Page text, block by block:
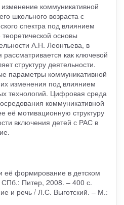
коммуникативной
школьного возраста с
спектра под влиянием
основы
А.Н. Леонтьева, в
как ключевой
структуру деятельности.
параметры коммуникативной
изменения под влиянием
технологий. Цифровая среда
коммуникативной
её мотивационную структуру
включения детей с РАС в
её формирование в детском
Питер, 2008. – 400 с.
и речь / Л.С. Выготский. – М.: